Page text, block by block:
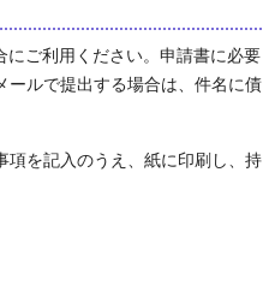
ご利用ください。申請書に必要
ールで提出する場合は、件名に債
を記入のうえ、紙に印刷し、持